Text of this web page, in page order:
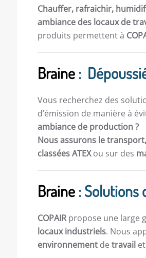
Chauffer, rafraichir,
ambiance des locaux de
produits permettent à
Braine:
Vous recherchez des
d’émission de manière à
ambiance de production ?
Nous assurons le
classées ATEXou sur des
Braine: Solutions
COPAIRpropose une large
locaux industriels. Nous
environnement detravail